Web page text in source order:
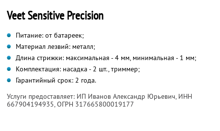
Veet Sensitive Precision
Питание: от батареек;
Материал лезвий: металл;
Длина стрижки: максимальная - 4 мм, минимальная - 1 мм;
Комплектация: насадка - 2 шт., триммер;
Гарантийный срок: 2 года.
Услуги предоставляет: ИП Иванов Александр Юрьевич, ИНН
667904194935, ОГРН 317665800019177